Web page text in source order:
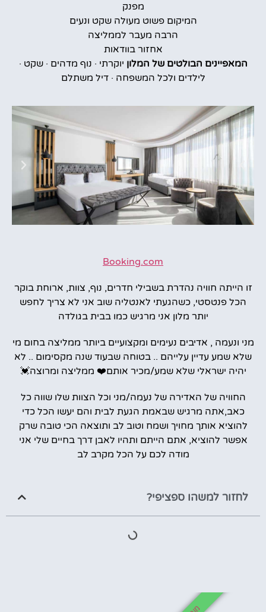
מפנק
המיקום פשוט מעולה שקט ונעים
הרבה מעבר לממליצה
אחזור בוודאות
המאפיינים הבולטים של המלון יוקרתי · נוף מדהים · שקט ·
לילדים ולכל המשפחה · דיל משתלם
Booking.com
זו הייתה חוויה נהדרת בשבילי חדרים, נוף, צוות, ארוחת בוקר
הכל פנטסטי, כשהגעתי לאנטליה שוב אני לא צריך לחפש
יותר מלון אני מרגיש כמו בבית בגולדה
מני ונעמה , אדיבים נעימים ומקצועיים ביותר ממליצה בחום מי
שלא שמע עדיין עלייהם .. בטוחה שבעוד שנה מקסימום .. לא
יהיה ישראלי שלא שמע/מכיר אותם❤️ ממליצה ומרוצה💓
החוויה של האדירה של נעמה/מני וכל הצוות שלו שווה כל
כאב,אתה מרגיש שבאמת הגעת לבית והם יעשו הכל כדי
להוציא אותך מחויך ושמח וטוב לב ותוצאה הכי טובה שרק
אפשר להוציא, אתם הייתם ותהיו לאבן דרך בחיים שלי אני
מודה לכם על הכל מקרב לב
לחזור למשהו ספציפי?